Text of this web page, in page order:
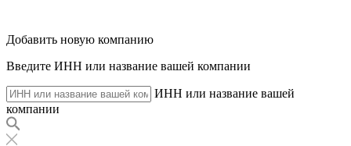
Добавить новую компанию
Введите ИНН или название вашей компании
ИНН или название вашей
компании